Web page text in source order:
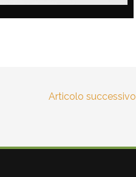
Articolo successivo